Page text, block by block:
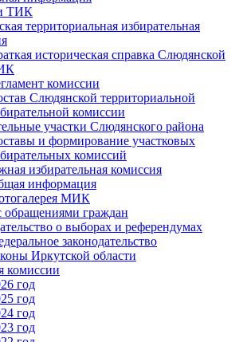
ТИК
территориальная избирательная
историческая справка Слюдянской
комиссии
Слюдянской территориальной
комиссии
участки Слюдянского района
и формирование участковых
комиссий
избирательная комиссия
информация
МИК
обращениями граждан
о выборах и референдумах
законодательство
Иркутской области
комиссии
год
год
год
год